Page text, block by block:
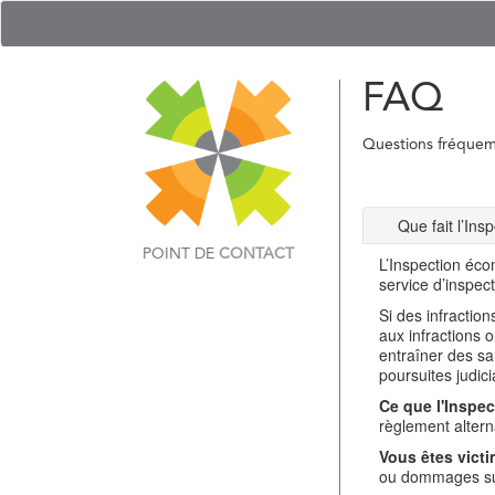
POINT DE CONTACT
FAQ
Questions
Que fait
L’Inspection
service
Si des
aux infractions
entraîner des
poursuites
Ce que
règlement
Vous êtes
ou dommages